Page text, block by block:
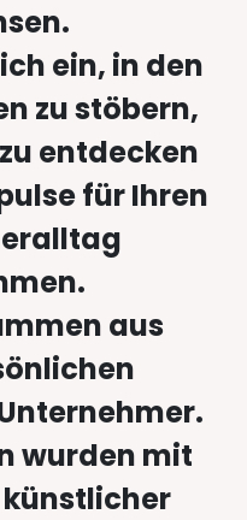
ein, in den
zu stöbern,
entdecken
für Ihren
aus
wurden mit